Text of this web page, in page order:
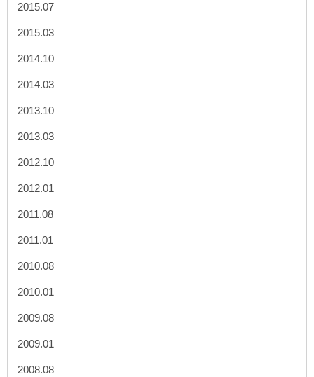
2015.07
2015.03
2014.10
2014.03
2013.10
2013.03
2012.10
2012.01
2011.08
2011.01
2010.08
2010.01
2009.08
2009.01
2008.08